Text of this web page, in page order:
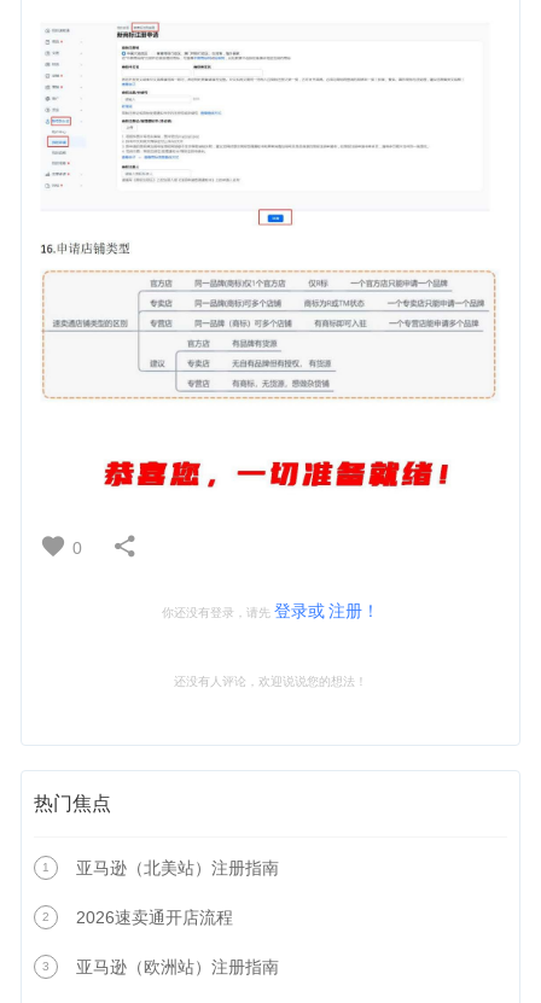
0
你还没有登录，请先 登录或注册！
还没有人评论，欢迎说说您的想法！
热门焦点
1 亚马逊（北美站）注册指南
2 2026速卖通开店流程
3 亚马逊（欧洲站）注册指南